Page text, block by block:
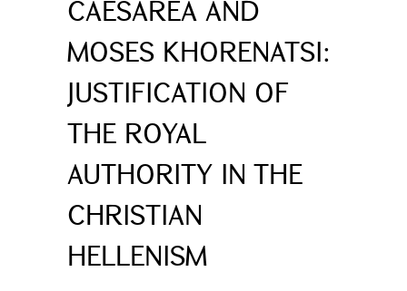
CAESAREA AND
MOSES KHORENATSI:
JUSTIFICATION OF
THE ROYAL
AUTHORITY IN THE
CHRISTIAN
HELLENISM